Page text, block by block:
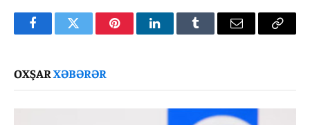
FacebookTwitter PinterestLinkedInTumblr Email
Copy
OXŞARXƏBƏRƏR